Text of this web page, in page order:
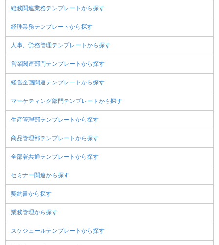
総務関連業務テンプレートから探す
経理業務テンプレートから探す
人事、労務管理テンプレートから探す
営業関連部門テンプレートから探す
経営企画関連テンプレートから探す
マーケティング部門テンプレートから探す
生産管理部テンプレートから探す
商品管理部テンプレートから探す
全部署共通テンプレートから探す
セミナー関連から探す
契約書から探す
業務管理から探す
スケジュールテンプレートから探す